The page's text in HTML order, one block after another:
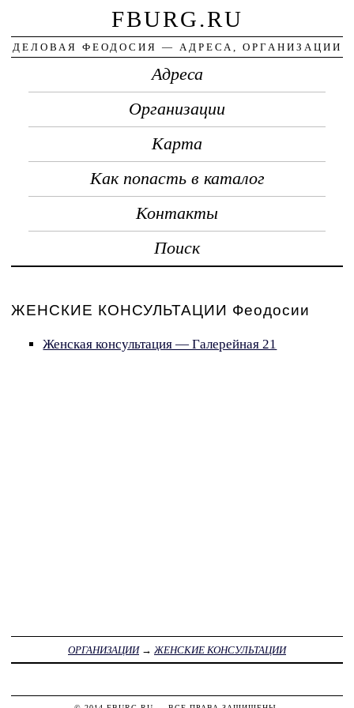
FBURG.RU
ДЕЛОВАЯ ФЕОДОСИЯ — АДРЕСА, ОРГАНИЗАЦИИ
Адреса
Организации
Карта
Как попасть в каталог
Контакты
Поиск
ЖЕНСКИЕ КОНСУЛЬТАЦИИ Феодосии
Женская консультация — Галерейная 21
ОРГАНИЗАЦИИ→ ЖЕНСКИЕ КОНСУЛЬТАЦИИ